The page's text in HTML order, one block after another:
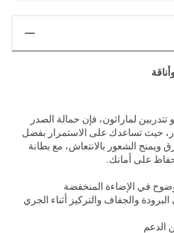
لماراثون، فإن حمالة الصدر
حيث تساعدك على الاستمرار بفضل
الشعور بالانتعاش، مع بطانة
على أمانك.
في الإضاءة المنخفضة
والجفاف والتركيز أثناء الجري
الدعم